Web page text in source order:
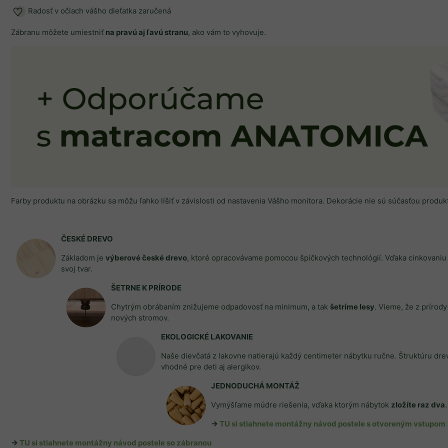
Radosť v očiach vášho dieťatka zaručená
Zábranu môžete umiestniť na pravú aj ľavú stranu, ako vám to vyhovuje.
Farby produktu na obrázku sa môžu ľahko líšiť v závislosti od nastavenia Vášho monitora. Dekorácie nie sú súčasťou
ČESKÉ DREVO
Základom je výberové české drevo, ktoré opracovávame pomocou špičkových technológií. Vďaka
svoj tvar.
ŠETRNE K PRÍRODE
Chytrým obrábaním znižujeme odpadovosť na minimum, a tak šetríme lesy. Vieme, že z
nových stromov.
EKOLOGICKÉ LAKOVANIE
Naše dievčatá z lakovne natierajú každý centimeter nábytku ručne. Štruktúru
vhodné pre deti aj alergikov.
JEDNODUCHÁ MONTÁŽ
Vymýšľame múdre riešenia, vďaka ktorým nábytok zložíte raz dva
→ TU si stiahnete montážny návod postele s otvoreným vstupom
→ TU si stiahnete montážny návod postele so zábranou